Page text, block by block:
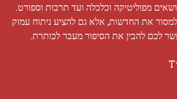
מפוליטיקה וכלכלה ועד תרבות וספורט.
את החדשות, אלא גם להציע ניתוח עמוק
לכם להבין את הסיפור מעבר לכותרת.